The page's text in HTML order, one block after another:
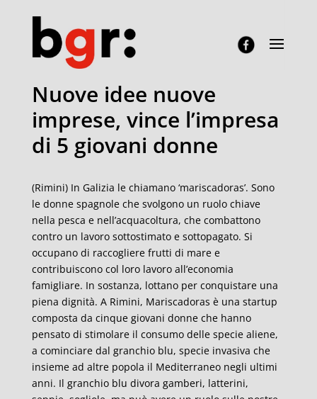
Nuove idee nuove
imprese, vince l’impresa
di 5 giovani donne
(Rimini) In Galizia le chiamano ‘mariscadoras’. Sono
le donne spagnole che svolgono un ruolo chiave
nella pesca e nell’acquacoltura, che combattono
contro un lavoro sottostimato e sottopagato. Si
occupano di raccogliere frutti di mare e
contribuiscono col loro lavoro all’economia
famigliare. In sostanza, lottano per conquistare una
piena dignità. A Rimini, Mariscadoras è una startup
composta da cinque giovani donne che hanno
pensato di stimolare il consumo delle specie aliene,
a cominciare dal granchio blu, specie invasiva che
insieme ad altre popola il Mediterraneo negli ultimi
anni. Il granchio blu divora gamberi, latterini,